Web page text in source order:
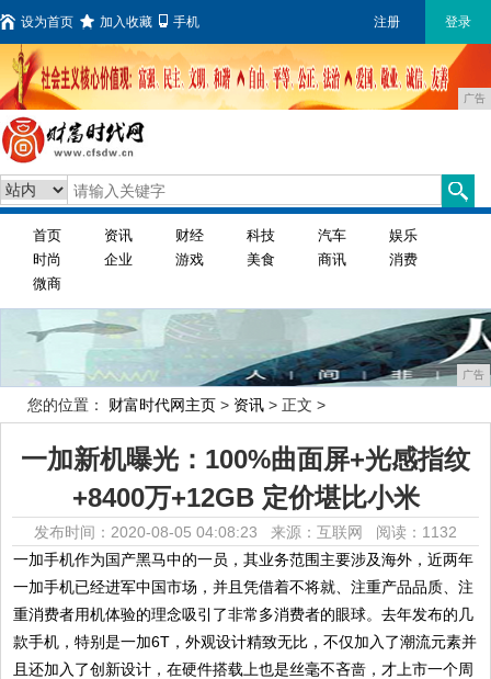
设为首页 加入收藏 手机 注册 登录
广告
首页 资讯 财经 科技 汽车
娱乐
时尚
企业 游戏 美食 商讯
消费
微商
广告
您的位置： 财富时代网主页 > 资讯 > 正文 >
一加新机曝光：100%曲面屏+光感指纹
+8400万+12GB 定价堪比小米
发布时间：2020-08-05 04:08:23 来源：互联网 阅读：1132
一加手机作为国产黑马中的一员，其业务范围主要涉及海外，近两年
一加手机已经进军中国市场，并且凭借着不将就、注重产品品质、注
重消费者用机体验的理念吸引了非常多消费者的眼球。去年发布的几
款手机，特别是一加6T，外观设计精致无比，不仅加入了潮流元素并
且还加入了创新设计，在硬件搭载上也是丝毫不吝啬，才上市一个周